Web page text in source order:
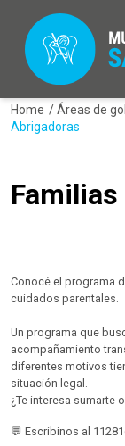
Home /Áreas de
Abrigadoras
Conocé el programa
cuidados parentales.
Un programa que
acompañamiento
diferentes motivos
situación legal.
¿Te interesa sumarte
💬 Escribinos al